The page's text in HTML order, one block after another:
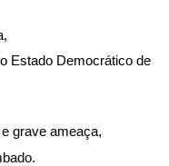
Estado Democrático de
grave ameaça,